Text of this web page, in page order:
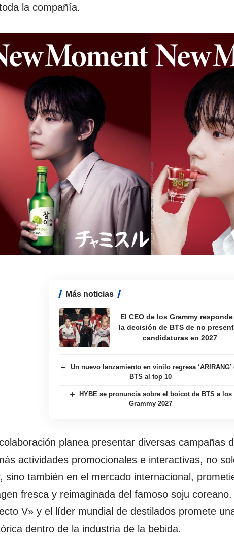
la compañía.
Más noticias
El CEO de los Grammy
la decisión de BTS de no
candidaturas en 2027
Un nuevo lanzamiento en vinilo regresa ‘ARIRANG’
BTS al top 10
HYBE se pronuncia sobre el boicot de BTS a los
Grammy 2027
planea presentar diversas campañas
actividades promocionales e interactivas, no
sino también en el mercado internacional,
fresca y reimaginada del famoso soju
V» y el líder mundial de destilados promete
dentro de la industria de la bebida.